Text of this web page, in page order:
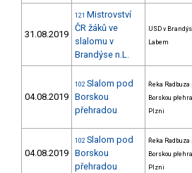
31.08.2019
121 Mistrovství
ČR žáků ve
slalomu v
Brandýse n.L.
USD v
Labem
04.08.2019
102 Slalom pod
Borskou
přehradou
Řeka Radbuza
Borskou
Plzni
04.08.2019
102 Slalom pod
Borskou
přehradou
Řeka Radbuza
Borskou
Plzni